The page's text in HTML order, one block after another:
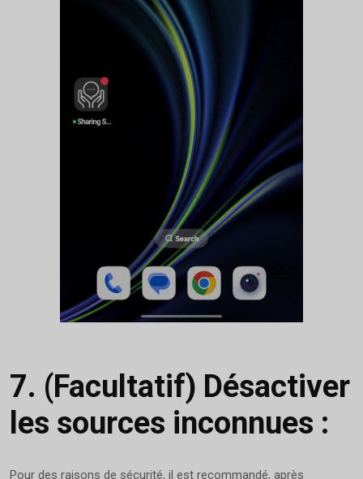
7. (Facultatif) Désactiver
les sources inconnues :
Pour des raisons de sécurité, il est recommandé, après